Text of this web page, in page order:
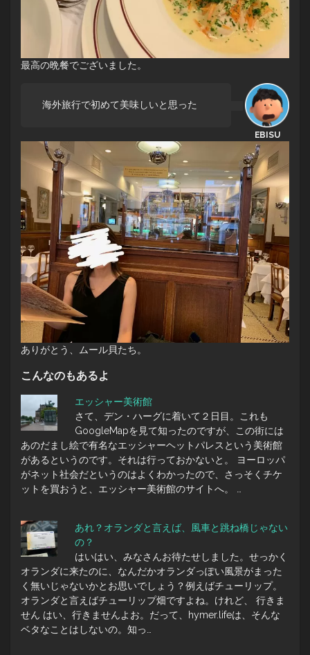
最高の晩餐でございました。
海外旅行で初めて美味しいと思った
ありがとう、ムール貝たち。
こんなのもあるよ
エッシャー美術館
さて、デン・ハーグに着いて２日目。これも
GoogleMapを見て知ったのですが、この街には
あのだまし絵で有名なエッシャーヘットパレスという美術館
があるというのです。それは行っておかないと。 ヨーロッパ
がネット社会だというのはよくわかったので、さっそくチケ
ットを買おうと、エッシャー美術館のサイトへ。 …
あれ？オランダと言えば、風車と跳ね橋じゃない
の？
はいはい、みなさんお待たせしました。せっかく
オランダに来たのに、なんだかオランダっぽい風景がまった
く無いじゃないかとお思いでしょう？例えばチューリップ。
オランダと言えばチューリップ畑ですよね。けれど、 行きま
せん はい、行きませんよお。だって、hymer.lifeは、そんな
ベタなことはしないの。知っ…